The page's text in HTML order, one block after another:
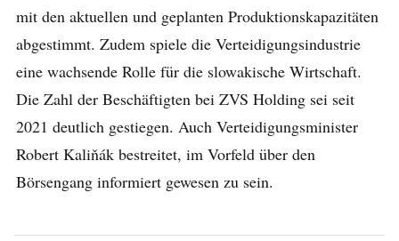
mit den aktuellen und geplanten Produktionskapazitäten
abgestimmt. Zudem spiele die Verteidigungsindustrie
eine wachsende Rolle für die slowakische Wirtschaft.
Die Zahl der Beschäftigten bei ZVS Holding sei seit
2021 deutlich gestiegen. Auch Verteidigungsminister
Robert Kaliňák bestreitet, im Vorfeld über den
Börsengang informiert gewesen zu sein.